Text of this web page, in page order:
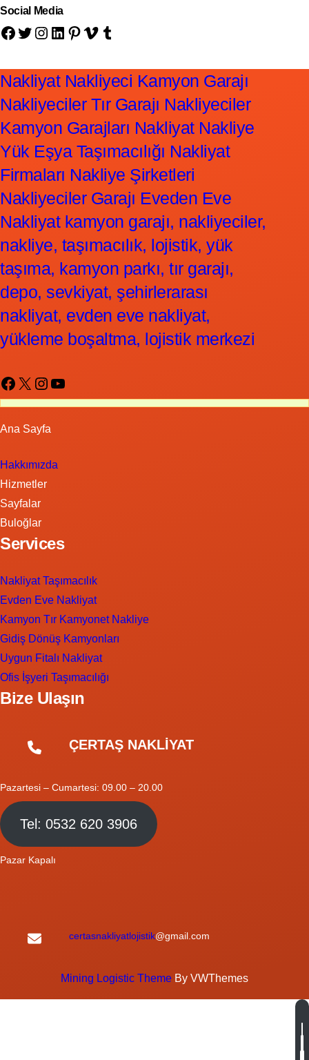
Social Media
Facebook Twitter Instagram LinkedIn Pinterest Vimeo Tumblr
Nakliyat Nakliyeci Kamyon Garajı
Nakliyeciler Tır Garajı Nakliyeciler
Kamyon Garajları Nakliyat Nakliye
Yük Eşya Taşımacılığı Nakliyat
Firmaları Nakliye Şirketleri
Nakliyeciler Garajı Eveden Eve
Nakliyat kamyon garajı, nakliyeciler,
nakliye, taşımacılık, lojistik, yük
taşıma, kamyon parkı, tır garajı,
depo, sevkiyat, şehirlerarası
nakliyat, evden eve nakliyat,
yükleme boşaltma, lojistik merkezi
Facebook X Instagram YouTube
Ana Sayfa
Hakkımızda
Hizmetler
Sayfalar
Buloğlar
Services
Nakliyat Taşımacılık
Evden Eve Nakliyat
Kamyon Tır Kamyonet Nakliye
Gidiş Dönüş Kamyonları
Uygun Fitalı Nakliyat
Ofis İşyeri Taşımacılığı
Bize Ulaşın
ÇERTAŞ NAKLİYAT
Pazartesi – Cumartesi: 09.00 – 20.00
Tel: 0532 620 3906
Pazar Kapalı
certasnakliyatlojistik@gmail.com
Mining Logistic Theme By VWThemes